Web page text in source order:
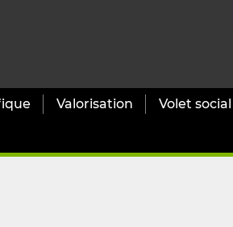
Valorisation Volet social